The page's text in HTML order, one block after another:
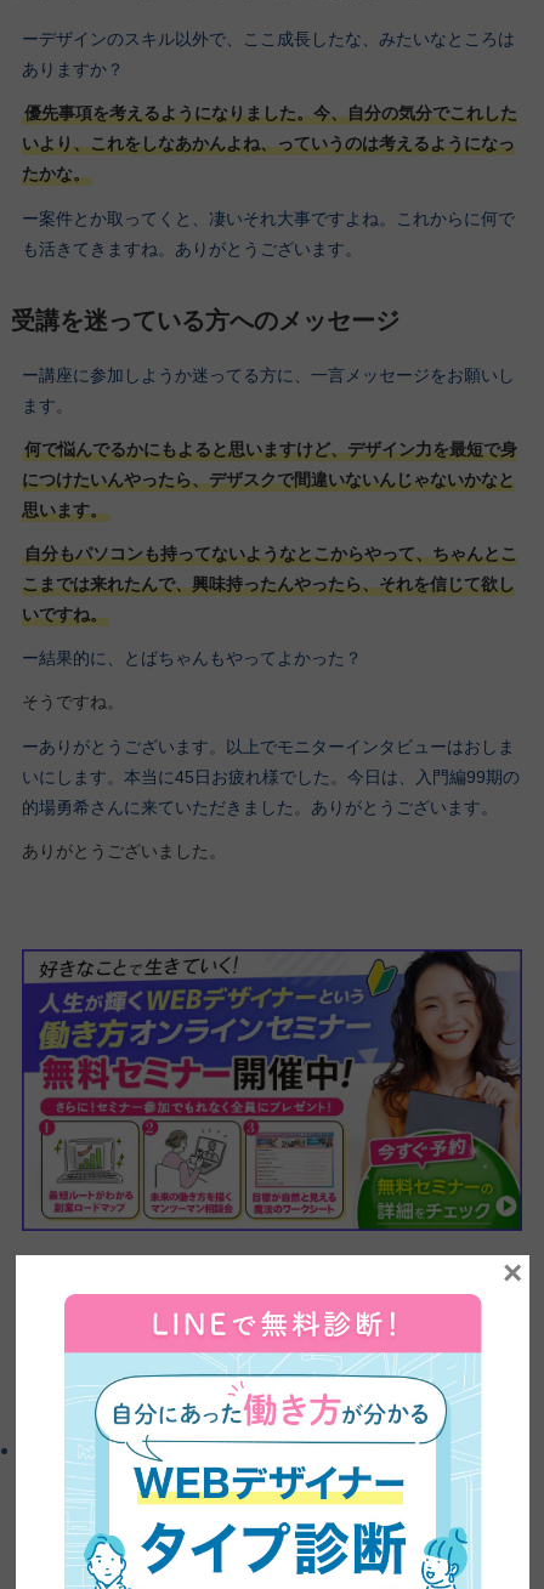
ーデザインのスキル以外で、ここ成長したな、みたいなところは
ありますか？
優先事項を考えるようになりました。今、自分の気分でこれした
いより、これをしなあかんよね、っていうのは考えるようになっ
たかな。
ー案件とか取ってくと、凄いそれ大事ですよね。これからに何で
も活きてきますね。ありがとうございます。
受講を迷っている方へのメッセージ
ー講座に参加しようか迷ってる方に、一言メッセージをお願いし
ます。
何で悩んでるかにもよると思いますけど、デザイン力を最短で身
につけたいんやったら、デザスクで間違いないんじゃないかなと
思います。
自分もパソコンも持ってないようなとこからやって、ちゃんとこ
こまでは来れたんで、興味持ったんやったら、それを信じて欲し
いですね。
ー結果的に、とばちゃんもやってよかった？
そうですね。
ーありがとうございます。以上でモニターインタビューはおしま
いにします。本当に45日お疲れ様でした。今日は、入門編99期の
的場勇希さんに来ていただきました。ありがとうございます。
ありがとうございました。
入門編受講生の声
よかったらシェアしてね！
この記事を書いた人
×